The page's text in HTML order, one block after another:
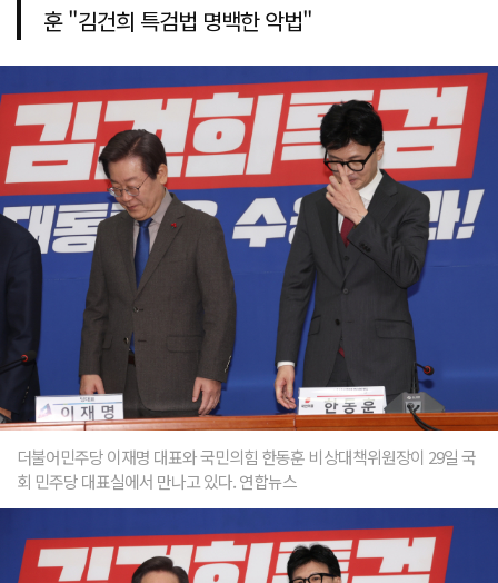
훈 "김건희 특검법 명백한 악법"
더불어민주당 이재명 대표와 국민의힘 한동훈 비상대책위원장이 29일 국
회 민주당 대표실에서 만나고 있다. 연합뉴스